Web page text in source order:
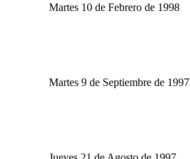
Martes 10 de Febrero de 1998
Martes 9 de Septiembre de 1997